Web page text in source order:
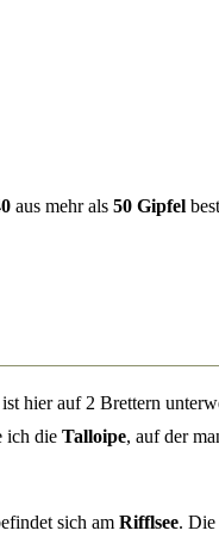
aus mehr als 50 Gipfel
hier auf 2 Brettern
ich die Talloipe, auf der
sich am Rifflsee. Die